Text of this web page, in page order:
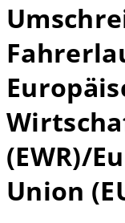
(EWR)/
Union